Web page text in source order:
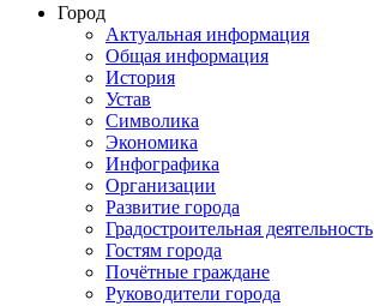
Город
Актуальная информация
Общая информация
История
Устав
Символика
Экономика
Инфографика
Организации
Развитие города
Градостроительная деятельность
Гостям города
Почётные граждане
Руководители города